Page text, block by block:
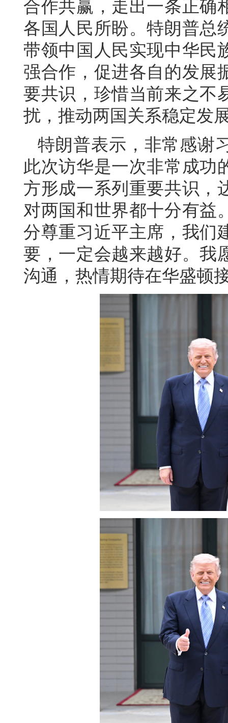
合作共赢，走出一条正确
各国人民所盼。特朗普总
带领中国人民实现中华民
强合作，促进各自的发展
要共识，珍惜当前来之不
扰，推动两国关系稳定发
特朗普表示，非常感谢
此次访华是一次非常成功
方形成一系列重要共识，
对两国和世界都十分有益
分尊重习近平主席，我们
要，一定会越来越好。我
沟通，热情期待在华盛顿